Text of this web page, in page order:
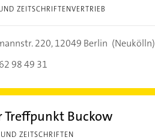
ZEITSCHRIFTENVERTRIEB
220,12049 Berlin (Neukölln)
98 49 31
Treffpunkt Buckow
ZEITSCHRIFTEN